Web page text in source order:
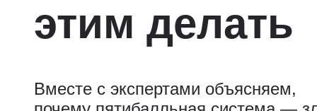
этим делать
Вместе с экспертами объясняем,